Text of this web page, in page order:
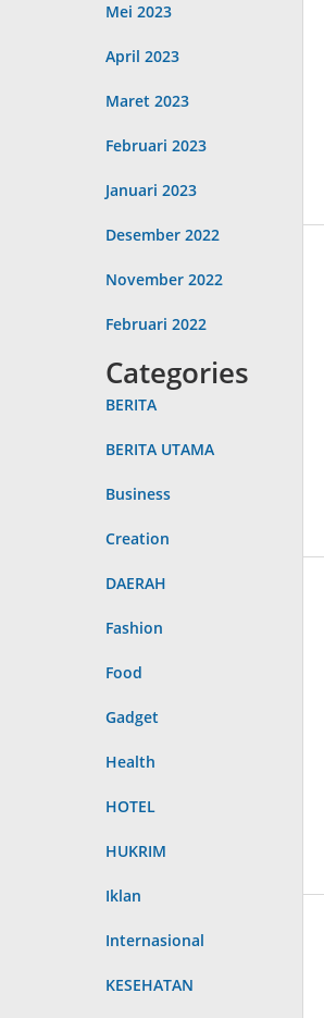
Mei 2023
April 2023
Maret 2023
Februari 2023
Januari 2023
Desember 2022
November 2022
Februari 2022
Categories
BERITA
BERITA UTAMA
Business
Creation
DAERAH
Fashion
Food
Gadget
Health
HOTEL
HUKRIM
Iklan
Internasional
KESEHATAN